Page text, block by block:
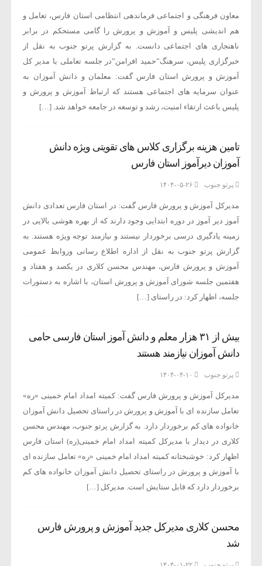
معاون فرهنگی و اجتماعی فرماندهی انتظامی استان فارس، تعامل و
هم اندیشی پلیس و آموزش و پرورش را گامی مستحکم در برابر
ناهنجاری های اجتماعی دانست. به گزارش پرتو جنوب به نقل از
خبرگزاری پلیس، سرهنگ”حمید افرامن”در جلسه تعاملی با مدیر کل
آموزش و پرورش استان فارس گفت: معلمان و دانش آموزان به
عنوان سرمایه های اجتماعی هستند که ارتباط آموزش و پرورش و
پلیس باعث ارتقاء امنیت، رشد و توسعه در جامعه خواهد شد. […]
تامین هزینه برگزاری کلاس های تقویتی ویژه دانش
آموزان دیرآموز استان فارس
پرتو جنوب ۱۴۰۴-۰۵-۲۶
مدیرکل آموزش و پرورش فارس گفت: در استان فارس تعدادی دانش
آموز دیر آموز در دوره ابتدایی وجود دارند که از بهره هوشی بالایی در
زمینه یادگیری درسی برخوردار نیستند و نیازمند توجه ویژه هستند. به
گزارش پرتو جنوب به نقل از اداره اطلاع رسانی وروابط عمومی
آموزش و پرورش فارس، مهندس محسن کلاری در یکصد و هفتاد و
هفتمین جلسه شورای آموزش و پرورش استان، با اشاره به دستورات
جلسه، اظهار کرد: در راستای […]
بیش از ۳۱ هزار معلم و دانش آموز استان فارسی حامی
دانش آموزان نیازمند هستند
پرتو جنوب ۱۴۰۴-۰۴-۱۰
مدیرکل آموزش و پرورش فارس گفت: کمیته امداد امام خمینی «ره»
تعامل سازنده ای با آموزش و پرورش در راستای تحصیل دانش آموزان
خانواده های کم برخوردار دارد. به گزارش پرتو جنوب، مهندس محسن
کلاری در دیدار با مدیرکل کمیته امداد امام خمینی(ره) استان فارس
اظهار کرد: خوشبختانه کمیته امداد امام خمینی «ره» تعامل سازنده ای
با آموزش و پرورش در راستای تحصیل دانش آموزان خانواده های کم
برخوردار دارد که قابل ستایش است. مدیرکل […]
محسن کلاری مدیرکل جدید آموزش و پرورش فارس
شد